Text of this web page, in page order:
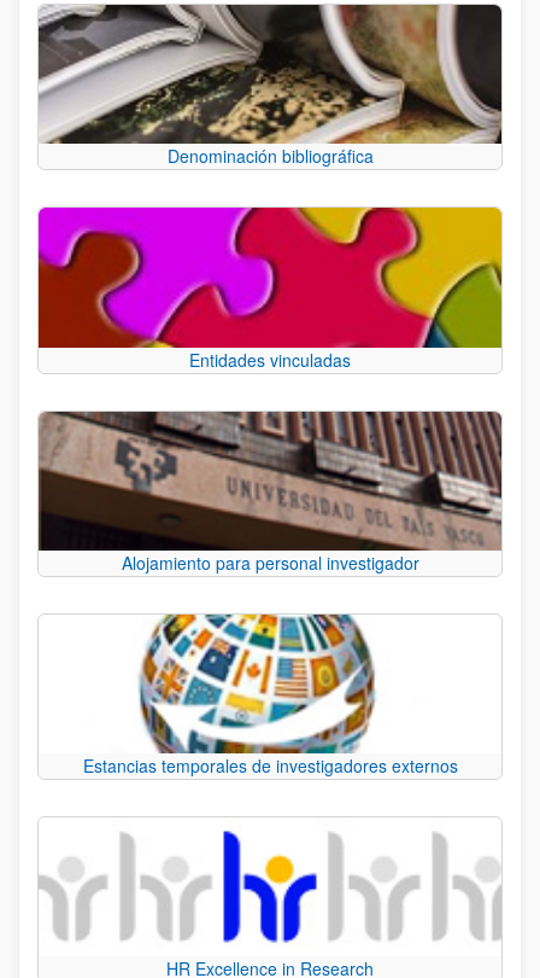
Denominación bibliográfica
Entidades vinculadas
Alojamiento para personal investigador
Estancias temporales de investigadores externos
HR Excellence in Research